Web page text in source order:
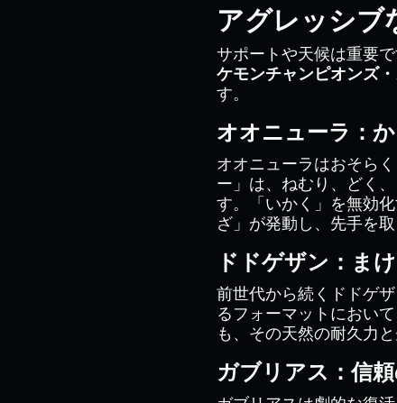
アグレッシブ
サポートや天候は重要
ケモンチャンピオンズ
す。
オオニューラ：
オオニューラはおそら
ー」は、ねむり、どく
す。「いかく」を無効
ざ」が発動し、先手を
ドドゲザン：ま
前世代から続くドドゲ
るフォーマットにおい
も、その天然の耐久力
ガブリアス：信